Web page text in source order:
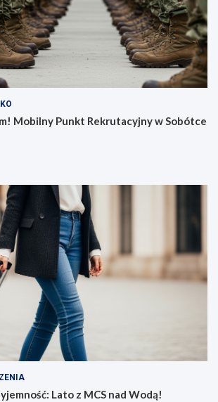
Mobilny Punkt Rekrutacyjny w Sobótce
Lato z MCS nad Wodą!